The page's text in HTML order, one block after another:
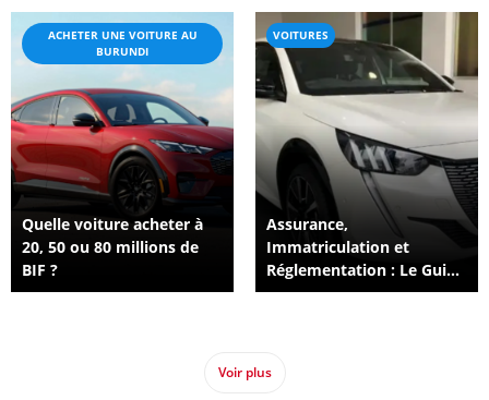
ACHETER UNE VOITURE AU
BURUNDI
Quelle voiture acheter à
20, 50 ou 80 millions de
BIF ?
VOITURES
Assurance,
Immatriculation et
Réglementation : Le Guide
Complet pour Rouler en
Voir plus